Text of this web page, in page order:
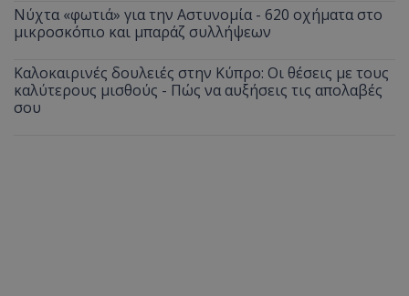
Νύχτα «φωτιά» για την Αστυνομία - 620 οχήματα στο
μικροσκόπιο και μπαράζ συλλήψεων
Καλοκαιρινές δουλειές στην Κύπρο: Οι θέσεις με τους
καλύτερους μισθούς - Πώς να αυξήσεις τις απολαβές
σου